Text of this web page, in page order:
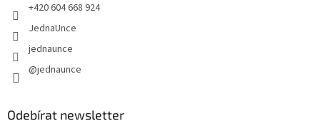
+420 604 668 924
JednaUnce
jednaunce
@jednaunce
Odebírat newsletter